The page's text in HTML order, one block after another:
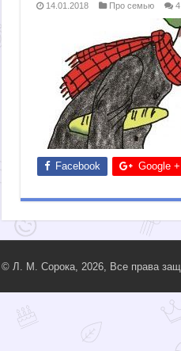
14.01.2018 Про семью
Facebook Google +
© Л. М. Сорока, 2026, Все права